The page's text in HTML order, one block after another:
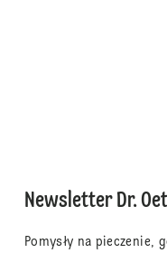
Newsletter Dr.
Pomysły na pieczenie,